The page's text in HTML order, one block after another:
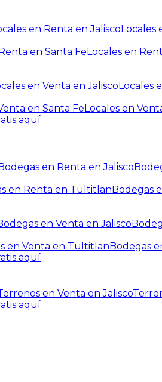
en Renta en JaliscoLocales
en Santa FeLocales en
en Venta en JaliscoLocales
en Santa FeLocales en
aquí
en Renta en Jalisco
en Renta en TultitlanBodegas
en Venta en Jalisco
en Venta en TultitlanBodegas
aquí
en Venta en Jalisco
aquí